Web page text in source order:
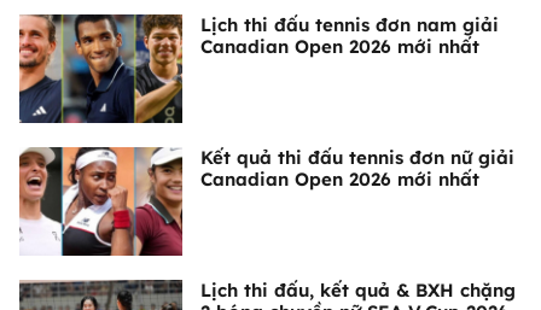
Lịch thi đấu tennis đơn nam giải
Canadian Open 2026 mới nhất
Kết quả thi đấu tennis đơn nữ giải
Canadian Open 2026 mới nhất
Lịch thi đấu, kết quả & BXH chặng